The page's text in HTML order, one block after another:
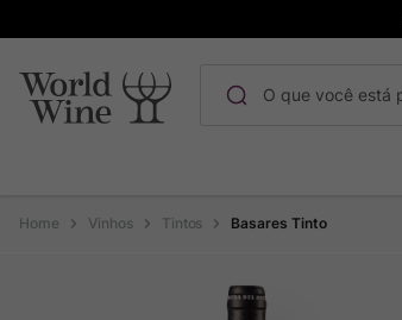
Vinhos Tintos Basares Tinto
1º Maçanita
Bodega Garzon